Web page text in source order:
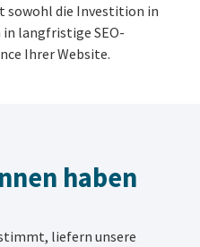
sowohl die Investition in
langfristige SEO-
Ihrer Website.
haben
liefern unsere